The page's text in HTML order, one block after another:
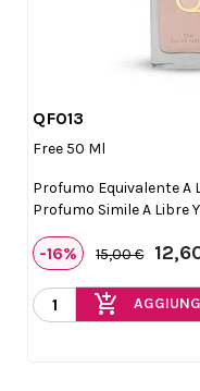
QF013
Free 50 Ml
Profumo Equivalente A
Profumo Simile A Libre
-16% 15,00 €
add_shopping_cart